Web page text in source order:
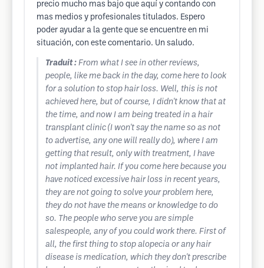
precio mucho mas bajo que aquí y contando con
mas medios y profesionales titulados. Espero
poder ayudar a la gente que se encuentre en mi
situación, con este comentario. Un saludo.
Traduit : From what I see in other reviews,
people, like me back in the day, come here to look
for a solution to stop hair loss. Well, this is not
achieved here, but of course, I didn't know that at
the time, and now I am being treated in a hair
transplant clinic (I won't say the name so as not
to advertise, any one will really do), where I am
getting that result, only with treatment, I have
not implanted hair. If you come here because you
have noticed excessive hair loss in recent years,
they are not going to solve your problem here,
they do not have the means or knowledge to do
so. The people who serve you are simple
salespeople, any of you could work there. First of
all, the first thing to stop alopecia or any hair
disease is medication, which they don't prescribe